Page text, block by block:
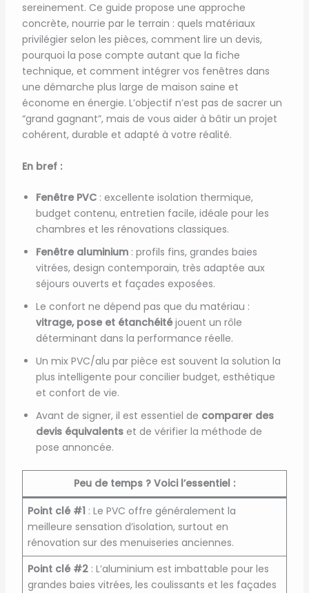
sereinement. Ce guide propose une approche
concrète, nourrie par le terrain : quels matériaux
privilégier selon les pièces, comment lire un devis,
pourquoi la pose compte autant que la fiche
technique, et comment intégrer vos fenêtres dans
une démarche plus large de maison saine et
économe en énergie. L’objectif n’est pas de sacrer un
“grand gagnant”, mais de vous aider à bâtir un projet
cohérent, durable et adapté à votre réalité.
En bref :
Fenêtre PVC: excellente isolation thermique,
budget contenu, entretien facile, idéale pour les
chambres et les rénovations classiques.
Fenêtre aluminium: profils fins, grandes baies
vitrées, design contemporain, très adaptée aux
séjours ouverts et façades exposées.
Le confort ne dépend pas que du matériau :
vitrage, pose et étanchéitéjouent un rôle
déterminant dans la performance réelle.
Un mix PVC/alu par pièce est souvent la solution la
plus intelligente pour concilier budget, esthétique
et confort de vie.
Avant de signer, il est essentiel de comparer des
devis équivalentset de vérifier la méthode de
pose annoncée.
Peu de temps ? Voici l’essentiel :
Point clé #1: Le PVC offre généralement la
meilleure sensation d’isolation, surtout en
rénovation sur des menuiseries anciennes.
Point clé #2: L’aluminium est imbattable pour les
grandes baies vitrées, les coulissants et les façades